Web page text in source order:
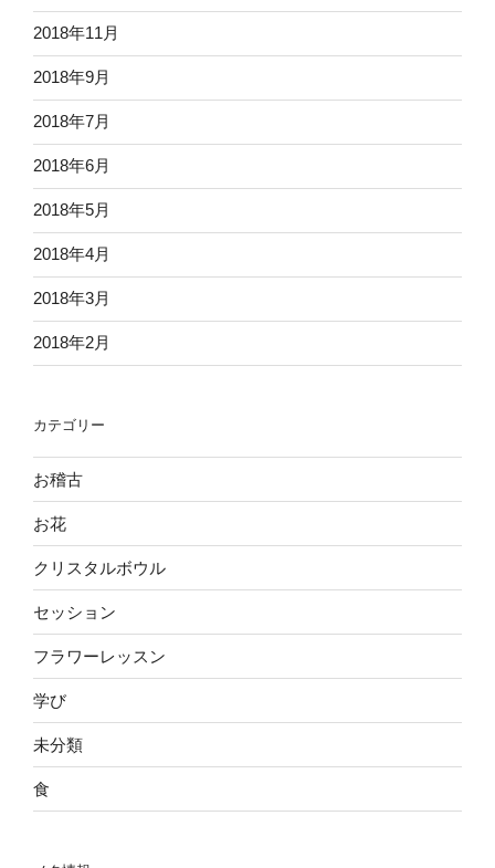
2018年11月
2018年9月
2018年7月
2018年6月
2018年5月
2018年4月
2018年3月
2018年2月
カテゴリー
お稽古
お花
クリスタルボウル
セッション
フラワーレッスン
学び
未分類
食